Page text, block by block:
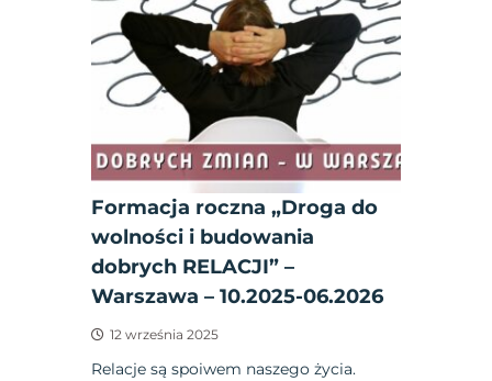
Formacja roczna „Droga do
wolności i budowania
dobrych RELACJI” –
Warszawa – 10.2025-06.2026
12 września 2025
Relacje są spoiwem naszego życia.